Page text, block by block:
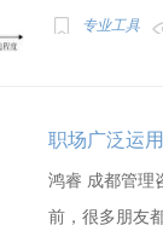
专业工具
职场广泛运
鸿睿 成都管理
前，很多朋友